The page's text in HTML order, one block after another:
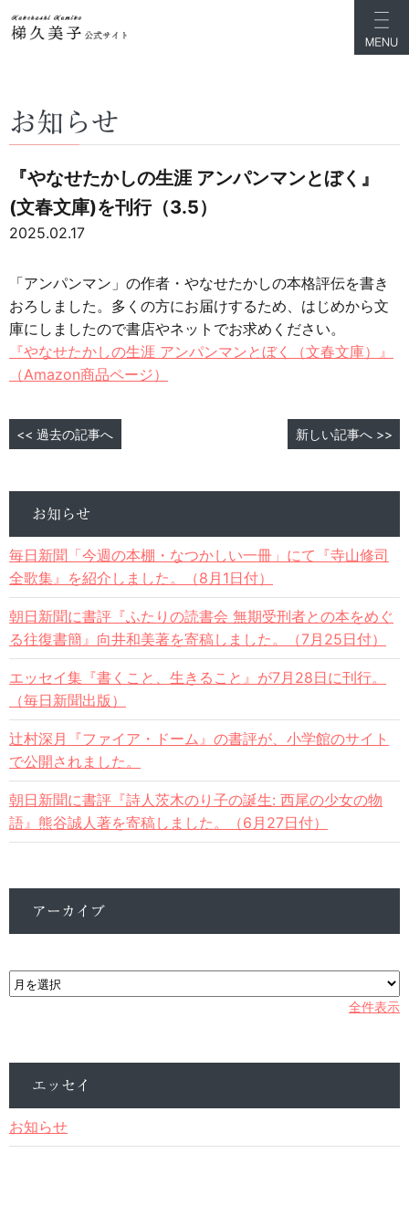
お知らせ
『やなせたかしの生涯 アンパンマンとぼく』
(文春文庫)を刊行（3.5）
2025.02.17
「アンパンマン」の作者・やなせたかしの本格評伝を書き
おろしました。多くの方にお届けするため、はじめから文
庫にしましたので書店やネットでお求めください。
『やなせたかしの生涯 アンパンマンとぼく（文春文庫）』
（Amazon商品ページ）
<< 過去の記事へ 新しい記事へ >>
お知らせ
毎日新聞「今週の本棚・なつかしい一冊」にて『寺山修司
全歌集』を紹介しました。（8月1日付）
朝日新聞に書評『ふたりの読書会 無期受刑者との本をめぐ
る往復書簡』向井和美著を寄稿しました。（7月25日付）
エッセイ集『書くこと、生きること』が7月28日に刊行。
（毎日新聞出版）
辻村深月『ファイア・ドーム』の書評が、小学館のサイト
で公開されました。
朝日新聞に書評『詩人茨木のり子の誕生: 西尾の少女の物
語』熊谷誠人著を寄稿しました。（6月27日付）
アーカイブ
ー
カ
全件表示
エッセイ
お知らせ